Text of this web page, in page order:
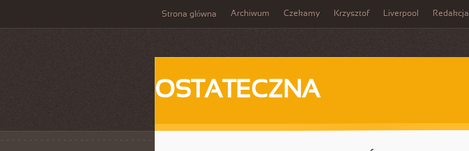
Strona główna Archiwum Czekamy Krzysztof Liverpool Redakcja
OSTATECZNA